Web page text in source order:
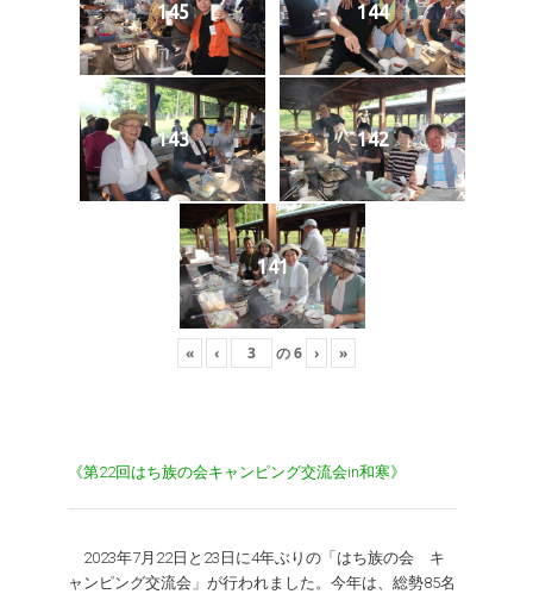
145 144
143 142
141
« ‹ の6 › »
《第22回はち族の会キャンピング交流会in和寒》
2023年7月22日と23日に4年ぶりの「はち族の会 キ
ャンピング交流会」が行われました。今年は、総勢85名